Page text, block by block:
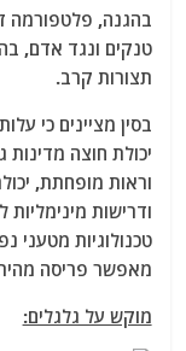
בהגנה, פלטפורמה
טנקים ונגד אדם,
תצורות קרב.
בסין מציינים כי
יכולת חוצה מדינות
וראות מופחתת,
ודרישות
טכנולוגיות מטעני
מאפשר פריסה
מוקש על גלגלים: